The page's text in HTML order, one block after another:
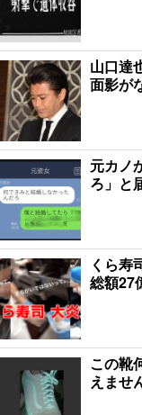
山口達
面影が
元カノ
ろ」と
くら寿
総額27
この靴
えませ